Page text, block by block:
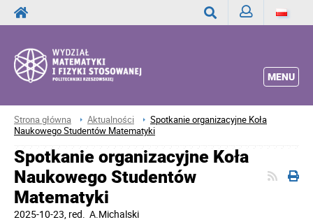
MENU
Strona główna Aktualności
Spotkanie organizacyjne Koła
Naukowego Studentów Matematyki
Spotkanie organizacyjne Koła
Naukowego Studentów
Matematyki
2025-10-23, red. A.Michalski